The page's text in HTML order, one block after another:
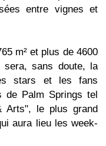
entre vignes et
m² et plus de 4600
sera, sans doute, la
stars et les fans
de Palm Springs tel
Arts", le plus grand
aura lieu les week-